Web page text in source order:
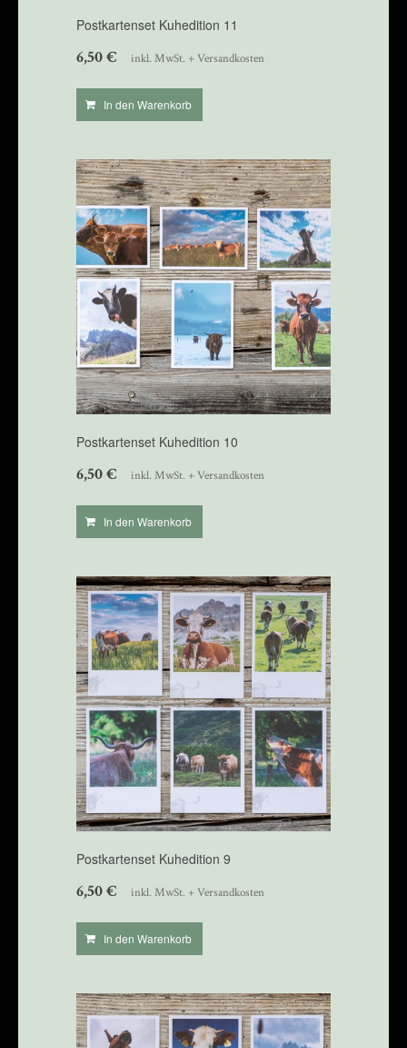
Postkartenset Kuhedition 11
6,50€ inkl. MwSt. + Versandkosten
In den Warenkorb
Postkartenset Kuhedition 10
6,50€ inkl. MwSt. + Versandkosten
In den Warenkorb
Postkartenset Kuhedition 9
6,50€ inkl. MwSt. + Versandkosten
In den Warenkorb